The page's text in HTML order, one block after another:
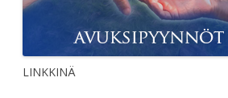
LINKKINÄ